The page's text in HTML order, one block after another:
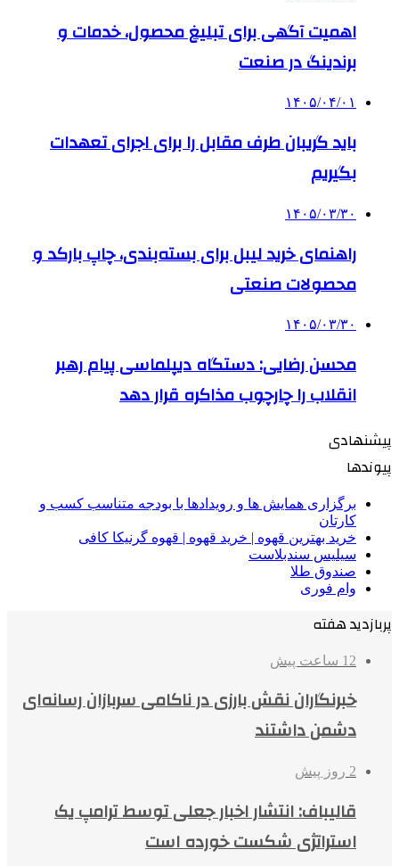
اهمیت آگهی برای تبلیغ محصول، خدمات و
برندینگ در صنعت
۱۴۰۵/۰۴/۰۱
باید گریبان طرف مقابل را برای اجرای تعهدات
بگیریم
۱۴۰۵/۰۳/۳۰
راهنمای خرید لیبل برای بسته‌بندی، چاپ بارکد و
محصولات صنعتی
۱۴۰۵/۰۳/۳۰
محسن رضایی: دستگاه دیپلماسی پیام رهبر
انقلاب را چارچوب مذاکره قرار دهد
پیشنهادی
پیوندها
برگزاری همایش ها و رویدادها با بودجه متناسب کسب و
کارتان
خرید بهترین قهوه | خرید قهوه | قهوه گرنیکا کافی
سیلیس سندبلاست
صندوق طلا
وام فوری
پربازدید هفته
12 ساعت پیش
خبرنگاران نقش بارزی در ناکامی سربازان رسانه‌ای
دشمن داشتند
2 روز پیش
قالیباف: انتشار اخبار جعلی توسط ترامپ یک
استراتژی شکست خورده است